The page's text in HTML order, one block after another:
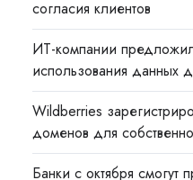
согласия клиентов
ИТ-компании
использования данных
Wildberries
доменов для
Банки с октября смогут